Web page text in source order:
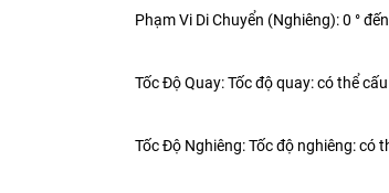
Phạm Vi Di Chuyển (Nghiêng): 0 °
Tốc Độ Quay: Tốc độ quay: có thể
Tốc Độ Nghiêng: Tốc độ nghiêng: có